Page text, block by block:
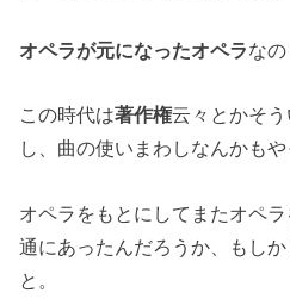
オペラが元になったオペラなの
この時代は著作権云々とかそ
し、曲の使いまわしなんかも
オペラをもとにしてまたオペ
通にあったんだろうか、もし
と。